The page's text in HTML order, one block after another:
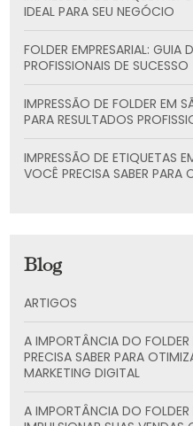
IDEAL PARA SEU NEGÓCIO
FOLDER EMPRESARIAL: GUIA DEFINITIVO PARA IMPRESSÕES
PROFISSIONAIS DE SUCESSO
IMPRESSÃO DE FOLDER EM SÃO PAULO: GUIA COMPLETO
PARA RESULTADOS
IMPRESSÃO DE ETIQUETAS EM SÃO PAULO: TUDO O QUE
VOCÊ PRECISA SABER PARA
Blog
ARTIGOS
A IMPORTÂNCIA DO FOLDER DIGITAL: TUDO O QUE VOCÊ
PRECISA SABER PARA
MARKETING DIGITAL
A IMPORTÂNCIA DO FOLDER PROMOCIONAL: COMO